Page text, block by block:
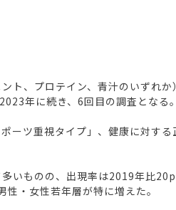
ト、プロテイン、青汁のいずれ
年に続き、6回目の調査となる。
ツ重視タイプ」、健康に対する
いものの、出現率は2019年比
・女性若年層が特に増えた。